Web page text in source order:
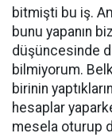
bitmişti bu iş.
bunu yapanın
düşüncesinde
bilmiyorum.
birinin
hesaplar
mesela oturup